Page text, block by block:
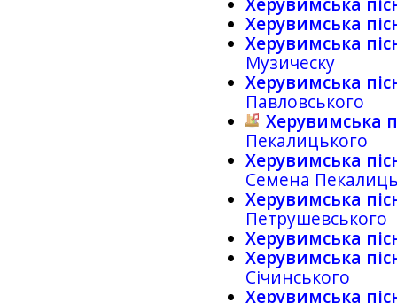
Херувимська
Херувимська
Музическу
Херувимська
Павловського
Херувимська
Пекалицького
Херувимська
Семена
Херувимська
Петрушевського
Херувимська
Херувимська
Січинського
Херувимська